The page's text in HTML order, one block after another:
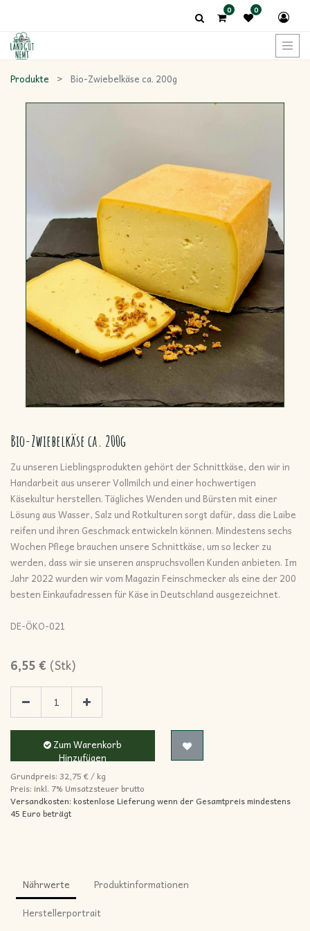
0 0
Produkte Bio-Zwiebelkäse ca. 200g
Bio-Zwiebelkäse ca. 200g
Zu unseren Lieblingsprodukten gehört der Schnittkäse, den wir in
Handarbeit aus unserer Vollmilch und einer hochwertigen
Käsekultur herstellen. Tägliches Wenden und Bürsten mit einer
Lösung aus Wasser, Salz und Rotkulturen sorgt dafür, dass die Laibe
reifen und ihren Geschmack entwickeln können. Mindestens sechs
Wochen Pflege brauchen unsere Schnittkäse, um so lecker zu
werden, dass wir sie unseren anspruchsvollen Kunden anbieten. Im
Jahr 2022 wurden wir vom Magazin Feinschmecker als eine der 200
besten Einkaufadressen für Käse in Deutschland ausgezeichnet.
DE-ÖKO-021
6,55€ (Stk)
Zum Warenkorb
Hinzufügen
Grundpreis: 32,75 €/ kg
Preis: inkl. 7% Umsatzsteuer brutto
Versandkosten: kostenlose Lieferung wenn der Gesamtpreis mindestens
45 Euro beträgt
Nährwerte
Produktinformationen
Herstellerportrait